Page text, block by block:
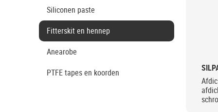
Siliconen paste
Fitterskit en hennep
Anearobe
PTFE tapes en koorden